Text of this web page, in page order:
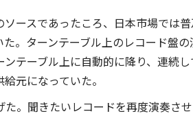
ースであったころ、日本市場では
。ターンテーブル上のレコード盤
テーブル上に自動的に降り、連続
元になっていた。
。聞きたいレコードを再度演奏さ